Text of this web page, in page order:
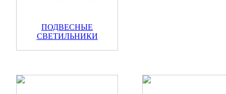
ПОДВЕСНЫЕ
СВЕТИЛЬНИКИ